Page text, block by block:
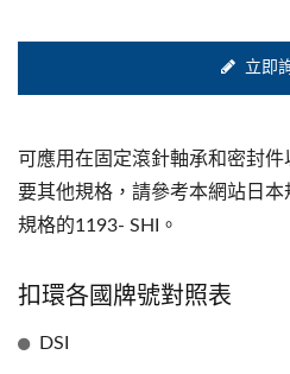
立即
可應用在固定滾針軸承和密封
要其他規格，請參考本網站日本
規格的1193- SHI。
扣環各國牌號對照表
DSI